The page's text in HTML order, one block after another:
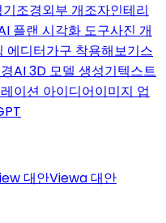
조경외부 개조자인테리
플랜 시각화 도구사진 개
에디터가구 착용해보기스
AI 3D 모델 생성기텍스트
이션 아이디어이미지 업
대안Viewa 대안